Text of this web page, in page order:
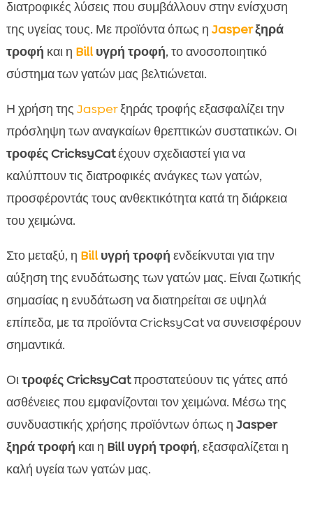
διατροφικές λύσεις που συμβάλλουν στην ενίσχυση
της υγείας τους. Με προϊόντα όπως η Jasperξηρά
τροφή και η Billυγρή τροφή, το ανοσοποιητικό
σύστημα των γατών μας βελτιώνεται.
Η χρήση της Jasperξηράς τροφής εξασφαλίζει την
πρόσληψη των αναγκαίων θρεπτικών συστατικών. Οι
τροφές CricksyCatέχουν σχεδιαστεί για να
καλύπτουν τις διατροφικές ανάγκες των γατών,
προσφέροντάς τους ανθεκτικότητα κατά τη διάρκεια
του χειμώνα.
Στο μεταξύ, η Billυγρή τροφή ενδείκνυται για την
αύξηση της ενυδάτωσης των γατών μας. Είναι ζωτικής
σημασίας η ενυδάτωση να διατηρείται σε υψηλά
επίπεδα, με τα προϊόντα CricksyCat να συνεισφέρουν
σημαντικά.
Οιτροφές CricksyCatπροστατεύουν τις γάτες από
ασθένειες που εμφανίζονται τον χειμώνα. Μέσω της
συνδυαστικής χρήσης προϊόντων όπως η Jasper
ξηρά τροφή και η Bill υγρή τροφή, εξασφαλίζεται η
καλή υγεία των γατών μας.